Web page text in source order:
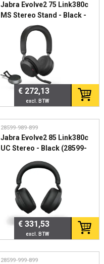
Jabra Evolve2 75 Link380c
MS Stereo Stand - Black -
(27599-999-889) Microsoft
Teams gecertificeerde
draadloze headset
€ 272,13
28599-989-899
Jabra Evolve2 85 Link380c
UC Stereo - Black (28599-
draadloze ANC headset
voor professioneel hybride
werken
€ 331,53
28599-999-899